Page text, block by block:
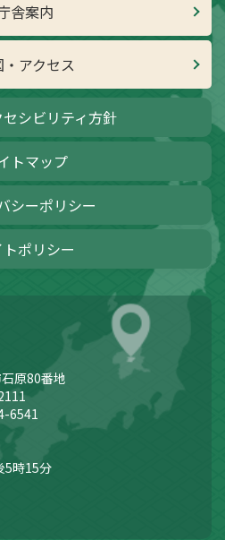
舎案内
アクセス
シビリティ方針
トマップ
シーポリシー
ポリシー
原80番地
6541
5時15分